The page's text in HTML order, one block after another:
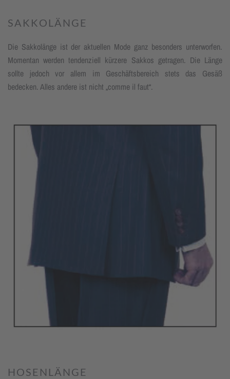
SAKKOLÄNGE
Die Sakkolänge ist der aktuellen Mode ganz besonders unterworfen.
Momen­tan werden tendenziell kürzere Sakkos getragen. Die Länge
sollte jedoch vor allem im Geschäftsbereich stets das Gesäß
bedecken. Alles andere ist nicht „comme il faut“.
HOSENLÄNGE